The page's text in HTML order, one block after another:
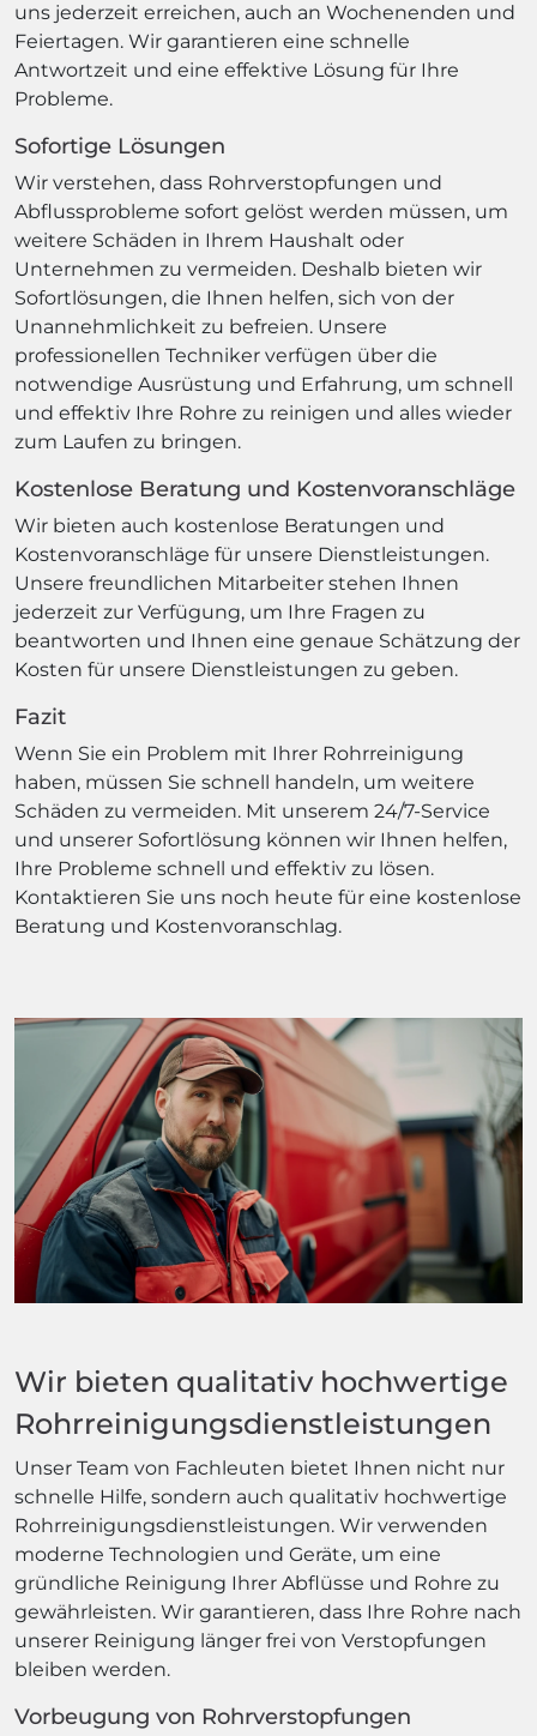
uns jederzeit erreichen, auch an Wochenenden und
Feiertagen. Wir garantieren eine schnelle
Antwortzeit und eine effektive Lösung für Ihre
Probleme.
Sofortige Lösungen
Wir verstehen, dass Rohrverstopfungen und
Abflussprobleme sofort gelöst werden müssen, um
weitere Schäden in Ihrem Haushalt oder
Unternehmen zu vermeiden. Deshalb bieten wir
Sofortlösungen, die Ihnen helfen, sich von der
Unannehmlichkeit zu befreien. Unsere
professionellen Techniker verfügen über die
notwendige Ausrüstung und Erfahrung, um schnell
und effektiv Ihre Rohre zu reinigen und alles wieder
zum Laufen zu bringen.
Kostenlose Beratung und Kostenvoranschläge
Wir bieten auch kostenlose Beratungen und
Kostenvoranschläge für unsere Dienstleistungen.
Unsere freundlichen Mitarbeiter stehen Ihnen
jederzeit zur Verfügung, um Ihre Fragen zu
beantworten und Ihnen eine genaue Schätzung der
Kosten für unsere Dienstleistungen zu geben.
Fazit
Wenn Sie ein Problem mit Ihrer Rohrreinigung
haben, müssen Sie schnell handeln, um weitere
Schäden zu vermeiden. Mit unserem 24/7-Service
und unserer Sofortlösung können wir Ihnen helfen,
Ihre Probleme schnell und effektiv zu lösen.
Kontaktieren Sie uns noch heute für eine kostenlose
Beratung und Kostenvoranschlag.
Wir bieten qualitativ hochwertige
Rohrreinigungsdienstleistungen
Unser Team von Fachleuten bietet Ihnen nicht nur
schnelle Hilfe, sondern auch qualitativ hochwertige
Rohrreinigungsdienstleistungen. Wir verwenden
moderne Technologien und Geräte, um eine
gründliche Reinigung Ihrer Abflüsse und Rohre zu
gewährleisten. Wir garantieren, dass Ihre Rohre nach
unserer Reinigung länger frei von Verstopfungen
bleiben werden.
Vorbeugung von Rohrverstopfungen